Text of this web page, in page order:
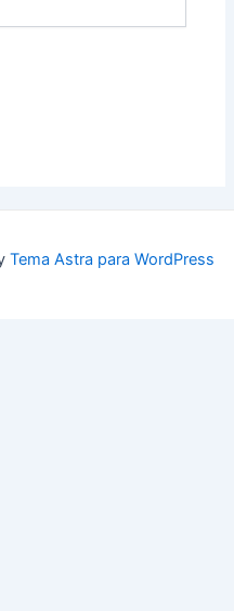
Tema Astra para WordPress